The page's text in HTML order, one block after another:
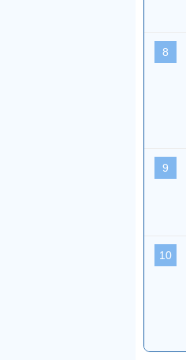
8
9
10